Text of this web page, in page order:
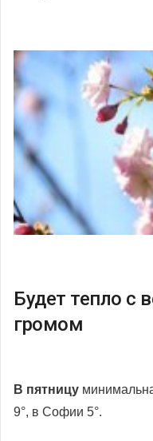
Будет тепло с
громом
В пятницу
9°, в Софии 5°.